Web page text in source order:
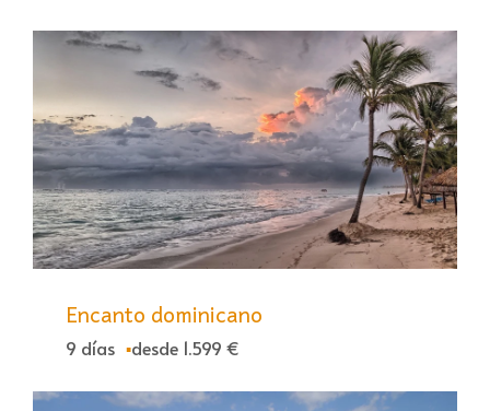
Encanto dominicano
9 días desde 1.599 €